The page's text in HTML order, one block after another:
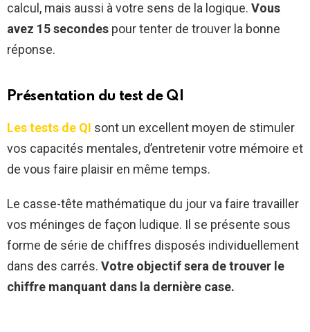
calcul, mais aussi à votre sens de la logique. Vous
avez 15 secondes pour tenter de trouver la bonne
réponse.
Présentation du test de QI
Les tests de QI sont un excellent moyen de stimuler
vos capacités mentales, d’entretenir votre mémoire et
de vous faire plaisir en même temps.
Le casse-tête mathématique du jour va faire travailler
vos méninges de façon ludique. Il se présente sous
forme de série de chiffres disposés individuellement
dans des carrés. Votre objectif sera de trouver le
chiffre manquant dans la dernière case.